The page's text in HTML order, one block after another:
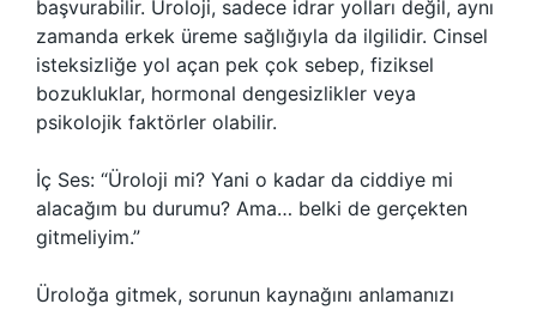
başvurabilir. Üroloji, sadece idrar yolları değil, aynı
zamanda erkek üreme sağlığıyla da ilgilidir. Cinsel
isteksizliğe yol açan pek çok sebep, fiziksel
bozukluklar, hormonal dengesizlikler veya
psikolojik faktörler olabilir.
İç Ses: “Üroloji mi? Yani o kadar da ciddiye mi
alacağım bu durumu? Ama… belki de gerçekten
gitmeliyim.”
Üroloğa gitmek, sorunun kaynağını anlamanızı